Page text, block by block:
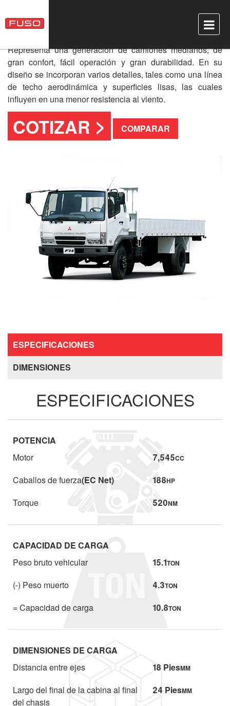
FM 24 Pies
Representa una generación de camiones medianos, de
gran confort, fácil operación y gran durabilidad. En su
diseño se incorporan varios detalles, tales como una línea
de techo aerodinámica y superficies lisas, las cuales
influyen en una menor resistencia al viento.
COTIZAR > COMPARAR
ESPECIFICACIONES
DIMENSIONES
ESPECIFICACIONES
POTENCIA
Motor
7,545CC
Caballos de fuerza(EC Net) 188HP
Torque 520NM
CAPACIDAD DE CARGA
Peso bruto vehicular
15.1TON
(-) Peso muerto 4.3TON
= Capacidad de carga 10.8TON
DIMENSIONES DE CARGA
Distancia entre ejes
18 PiesMM
Largo del final de la cabina al final
del chasis
24 PiesMM